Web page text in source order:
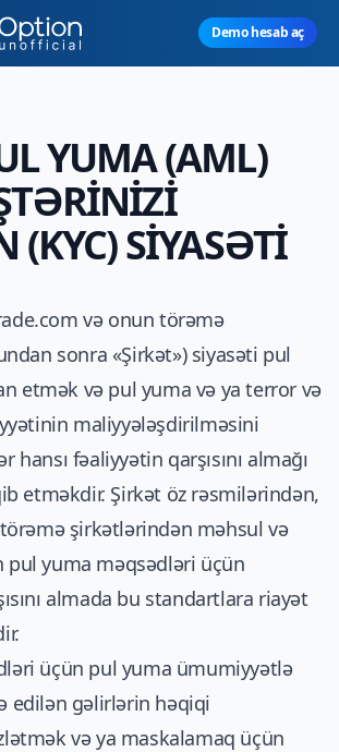
Demo hesab aç
YUMA (AML)
(KYC) SİYASƏTİ
və onun törəmə
sonra «Şirkət») siyasəti pul
etmək və pul yuma və ya terror və
maliyyələşdirilməsini
hansı fəaliyyətin qarşısını almağı
etməkdir. Şirkət öz rəsmilərindən,
şirkətlərindən məhsul və
yuma məqsədləri üçün
almada bu standartlara riayət
üçün pul yuma ümumiyyətlə
edilən gəlirlərin həqiqi
və ya maskalamaq üçün